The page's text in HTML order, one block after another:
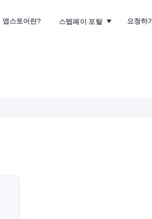
앱스토어란? 스텝페이 포탈 요청하기